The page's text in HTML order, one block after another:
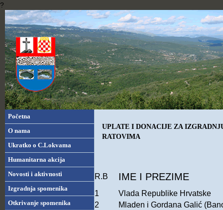
?
Početna
O nama
Ukratko o C.Lokvama
Humanitarna akcija
Novosti i aktivnosti
Izgradnja spomenika
Otkrivanje spomenika
UPLATE I DONACIJE ZA
RATOVIMA
R.B IME I PREZIME
1
Vlada Republike Hrvatske
2
Mladen i Gordana Galić